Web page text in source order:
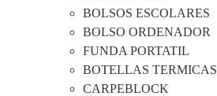
BOLSOS ESCOLARES
BOLSO ORDENADOR
FUNDA PORTATIL
BOTELLAS TERMICAS
CARPEBLOCK